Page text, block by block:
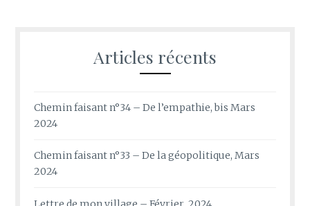
Articles récents
Chemin faisant n°34 – De l’empathie, bis Mars
2024
Chemin faisant n°33 – De la géopolitique, Mars
2024